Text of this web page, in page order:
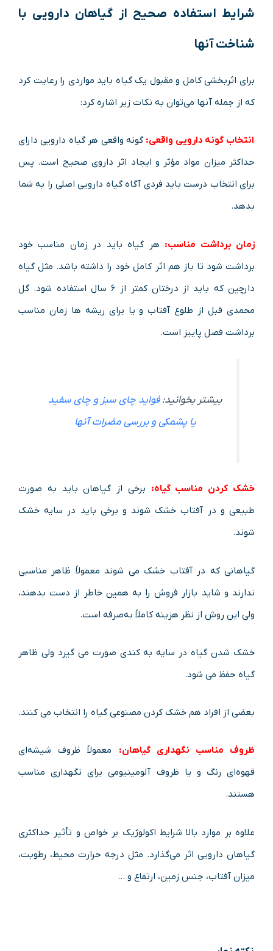
شرایط استفاده صحیح از گیاهان دارویی با
شناخت آنها
برای اثربخشی کامل و مقبول یک گیاه باید مواردی را رعایت کرد
که از جمله آنها می‌توان به نکات زیر اشاره کرد:
انتخاب گونه دارویی واقعی: گونه واقعی هر گیاه دارویی دارای
حداکثر میزان مواد مؤثر و ایجاد اثر داروی صحیح است. پس
برای انتخاب درست باید فردی آگاه گیاه دارویی اصلی را به شما
بدهد.
زمان برداشت مناسب: هر گیاه باید در زمان مناسب خود
برداشت شود تا باز هم اثر کامل خود را داشته باشد. مثل گیاه
دارچین که باید از درختان کمتر از ۶ سال استفاده شود. گل
محمدی قبل از طلوع آفتاب و یا برای ریشه ها زمان مناسب
برداشت فصل پاییز است.
بیشتر بخوانید:فواید چای سبز و چای سفید
یا پشمکی و بررسی مضرات آنها
خشک کردن مناسب گیاه: برخی از گیاهان باید به صورت
طبیعی و در آفتاب خشک شوند و برخی باید در سایه خشک
شوند.
گیاهانی که در آفتاب خشک می شوند معمولاً ظاهر مناسبی
ندارند و شاید بازار فروش را به همین خاطر از دست بدهند،
ولی این روش از نظر هزینه کاملاً به‌صرفه است.
خشک شدن گیاه در سایه به کندی صورت می گیرد ولی ظاهر
گیاه حفظ می شود.
بعضی از افراد هم خشک کردن مصنوعی گیاه را انتخاب می کنند.
ظروف مناسب نگهداری گیاهان: معمولاً ظروف شیشه‌ای
قهوه‌ای رنگ و یا ظروف آلومینیومی برای نگهداری مناسب
هستند.
علاوه بر موارد بالا شرایط اکولوژیک بر خواص و تأثیر حداکثری
گیاهان دارویی اثر می‌گذارد. مثل درجه حرارت محیط، رطوبت،
میزان آفتاب، جنس زمین، ارتفاع و …